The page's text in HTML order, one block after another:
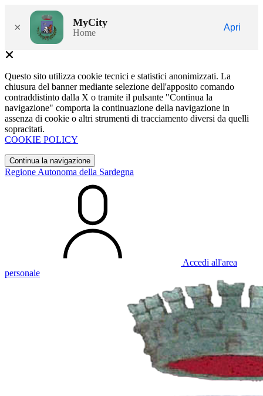
× MyCity
Home
Apri
Questo sito utilizza cookie tecnici e statistici anonimizzati. La
chiusura del banner mediante selezione dell'apposito comando
contraddistinto dalla X o tramite il pulsante "Continua la
navigazione" comporta la continuazione della navigazione in
assenza di cookie o altri strumenti di tracciamento diversi da quelli
sopracitati.
COOKIE POLICY
Continua la navigazione
Regione Autonoma della Sardegna
Accedi all'area
personale